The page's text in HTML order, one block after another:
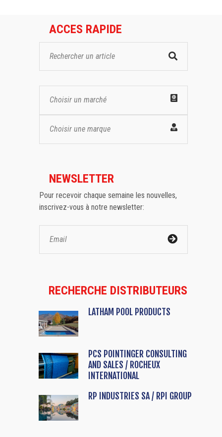
ACCES RAPIDE
Choisir un marché
Choisir une marque
NEWSLETTER
Pour recevoir chaque semaine les nouvelles,
inscrivez-vous à notre newsletter:
RECHERCHE DISTRIBUTEURS
LATHAM POOL PRODUCTS
PCS POINTINGER CONSULTING
AND SALES / ROCHEUX
INTERNATIONAL
RP INDUSTRIES SA / RPI GROUP